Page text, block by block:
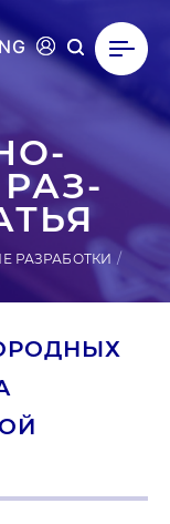
РАЗ­
РАЗРАБОТКИ